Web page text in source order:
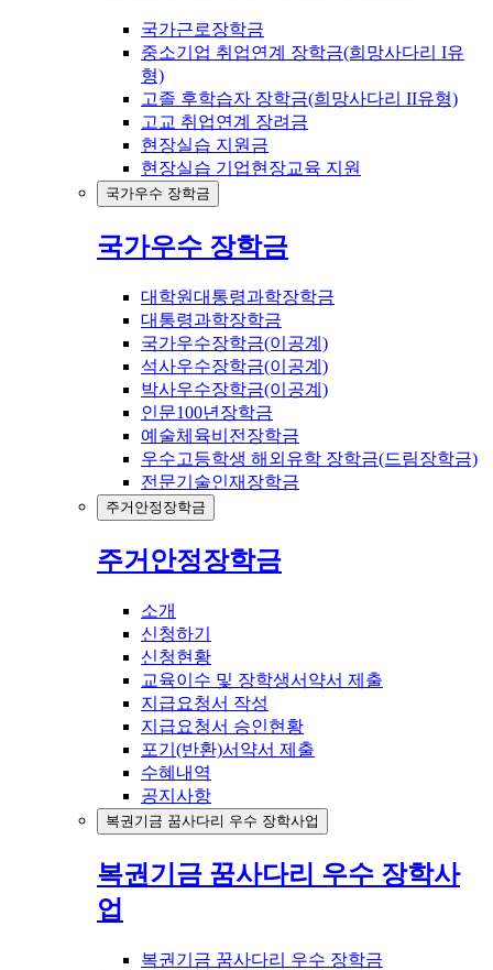
국가근로장학금
중소기업 취업연계 장학금(희망사다리 I유
형)
고졸 후학습자 장학금(희망사다리 II유형)
고교 취업연계 장려금
현장실습 지원금
현장실습 기업현장교육 지원
국가우수 장학금
국가우수 장학금
대학원대통령과학장학금
대통령과학장학금
국가우수장학금(이공계)
석사우수장학금(이공계)
박사우수장학금(이공계)
인문100년장학금
예술체육비전장학금
우수고등학생 해외유학 장학금(드림장학금)
전문기술인재장학금
주거안정장학금
주거안정장학금
소개
신청하기
신청현황
교육이수 및 장학생서약서 제출
지급요청서 작성
지급요청서 승인현황
포기(반환)서약서 제출
수혜내역
공지사항
복권기금 꿈사다리 우수 장학사업
복권기금 꿈사다리 우수 장학사
업
복권기금 꿈사다리 우수 장학금